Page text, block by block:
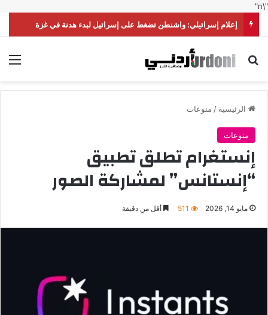
"\n"
إعلام إسرائيلي: واشنطن تضغط على إسرائيل لبدء هدنة في غزة
بحث عن
الرئيسية / منوعات
منوعات
إنستغرام تطلق تطبيق
“إنستانس” لمشاركة الصور
مايو 14, 2026 511 أقل من دقيقة